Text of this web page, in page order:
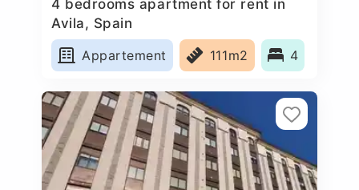
4 bedrooms apartment for rent in
Avila, Spain
Appartement
111m2 4